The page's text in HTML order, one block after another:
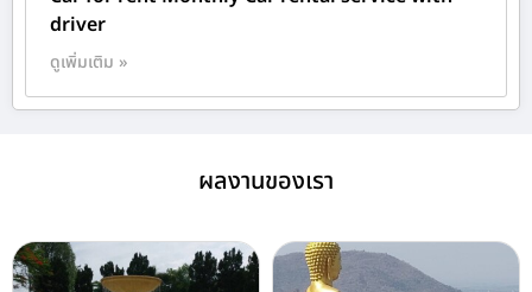
driver
ดูเพิ่มเติม »
ผลงานของเรา